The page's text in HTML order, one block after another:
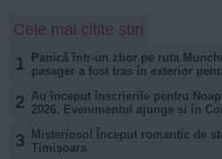
Cele mai citite știri
1
Panică într-un zbor pe ruta
pasager a fost tras în exterior
2 Au început înscrierile pentru
2026. Evenimentul ajunge și în
3
Misterioso! Început romantic de
Timișoara